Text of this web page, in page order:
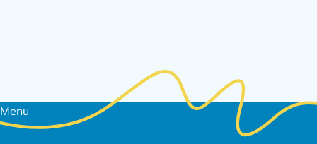
Footer
navigatie
Menu